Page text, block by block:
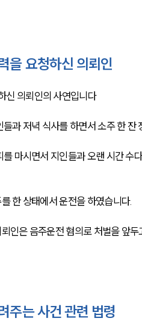
을 요청하신 의뢰인
신 의뢰인의 사연입니다
과 저녁 식사를 하면서 소주 한 잔
마시면서 지인들과 오랜 시간
한 상태에서 운전을 하였습니다.
인은 음주운전 혐의로 처벌을 앞
주는 사건 관련 법령